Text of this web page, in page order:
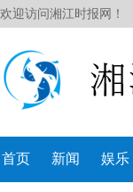
欢迎访问湘江时报网！
首页 新闻 娱乐